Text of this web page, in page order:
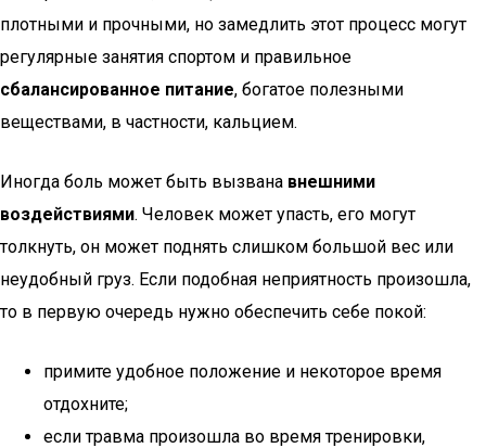
плотными и прочными, но замедлить этот процесс могут
регулярные занятия спортом и правильное
сбалансированное питание, богатое полезными
веществами, в частности, кальцием.
Иногда боль может быть вызвана внешними
воздействиями. Человек может упасть, его могут
толкнуть, он может поднять слишком большой вес или
неудобный груз. Если подобная неприятность произошла,
то в первую очередь нужно обеспечить себе покой:
примите удобное положение и некоторое время
отдохните;
если травма произошла во время тренировки,